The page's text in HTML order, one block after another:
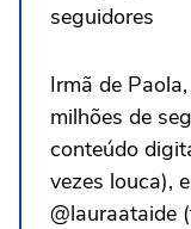
seguidores
Irmã de
milhões de
conteúdo
vezes louca),
@lauraataide